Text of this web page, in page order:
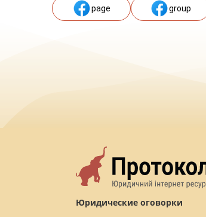
page group
Юридические оговорки